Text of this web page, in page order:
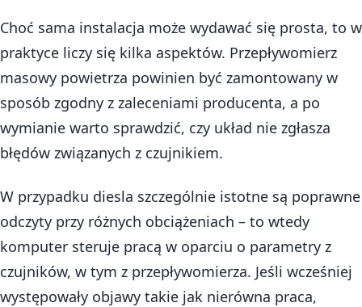
Choć sama instalacja może wydawać się prosta, to w
praktyce liczy się kilka aspektów. Przepływomierz
masowy powietrza powinien być zamontowany w
sposób zgodny z zaleceniami producenta, a po
wymianie warto sprawdzić, czy układ nie zgłasza
błędów związanych z czujnikiem.
W przypadku diesla szczególnie istotne są poprawne
odczyty przy różnych obciążeniach – to wtedy
komputer steruje pracą w oparciu o parametry z
czujników, w tym z przepływomierza. Jeśli wcześniej
występowały objawy takie jak nierówna praca,